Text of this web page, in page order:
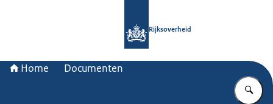
Rijksoverheid
Home Documenten